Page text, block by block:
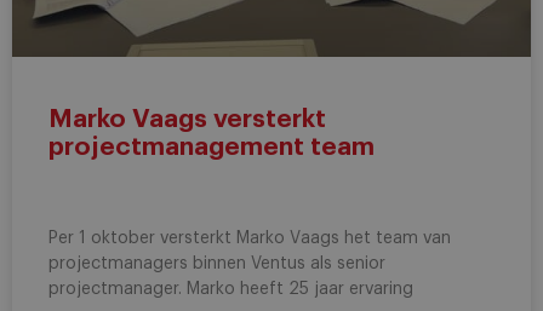
Marko Vaags versterkt
projectmanagement team
Per 1 oktober versterkt Marko Vaags het team van
projectmanagers binnen Ventus als senior
projectmanager. Marko heeft 25 jaar ervaring